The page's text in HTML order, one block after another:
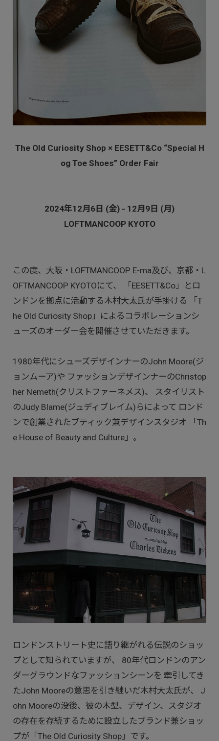
The Old Curiosity Shop × EESETT&Co “Special H
og Toe Shoes” Order Fair
2024年12月6日 (金) - 12月9日 (月)
LOFTMANCOOP KYOTO
この度、大阪・LOFTMANCOOP E-ma及び、京都・L
OFTMANCOOP KYOTOにて、 「EESETT&Co」とロ
ンドンを拠点に活動する木村大太氏が手掛ける 「T
he Old Curiosity Shop」によるコラボレーションシ
ューズのオーダー会を開催させていただきます。
1980年代にシューズデザインナーのJohn Moore(ジ
ョンムーア)や ファッションデザインナーのChristop
her Nemeth(クリストファーネメス)、 スタイリスト
のJudy Blame(ジュディブレイム)らによって ロンド
ンで創業されたブティック兼デザインスタジオ 「Th
e House of Beauty and Culture」。
ロンドンストリート史に語り継がれる伝説のショッ
プとして知られていますが、 80年代ロンドンのアン
ダーグラウンドなファッションシーンを 牽引してき
たJohn Mooreの意思を引き継いだ木村大太氏が、 J
ohn Mooreの没後、彼の木型、デザイン、スタジオ
の存在を存続するために設立したブランド兼ショッ
プが「The Old Curiosity Shop」です。